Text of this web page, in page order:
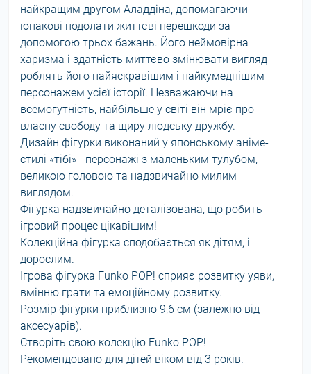
найкращим другом Аладдіна, допомагаючи
юнакові подолати життєві перешкоди за
допомогою трьох бажань. Його неймовірна
харизма і здатність миттєво змінювати вигляд
роблять його найяскравішим і найкумеднішим
персонажем усієї історії. Незважаючи на
всемогутність, найбільше у світі він мріє про
власну свободу та щиру людську дружбу.
Дизайн фігурки виконаний у японському аніме-
стилі «тібі» - персонажі з маленьким тулубом,
великою головою та надзвичайно милим
виглядом.
Фігурка надзвичайно деталізована, що робить
ігровий процес цікавішим!
Колекційна фігурка сподобається як дітям, і
дорослим.
Ігрова фігурка Funko POP! сприяє розвитку уяви,
вмінню грати та емоційному розвитку.
Розмір фігурки приблизно 9,6 см (залежно від
аксесуарів).
Створіть свою колекцію Funko POP!
Рекомендовано для дітей віком від 3 років.